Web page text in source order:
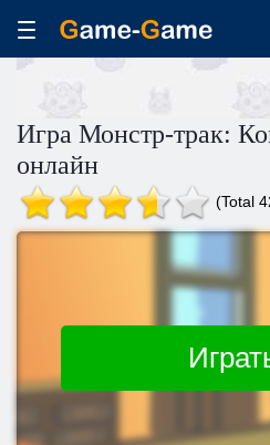
Игра Монстр-трак:
онлайн
(Total